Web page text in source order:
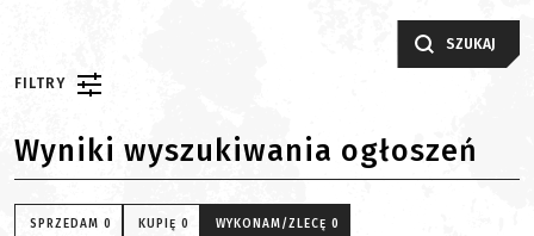
SZUKAJ
FILTRY
Wyniki wyszukiwania ogłoszeń
SPRZEDAM 0 KUPIĘ 0 WYKONAM/ZLECĘ 0